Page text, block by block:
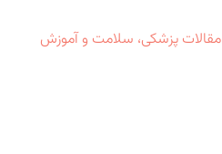
مقالات پزشکی، سلامت و آموزش